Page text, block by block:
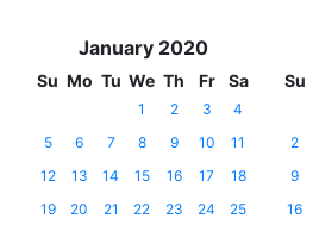
January 2020
Su Mo Tu We Th Fr Sa
1 2 3
4
5
6 7 8 9 10
11
12
13 14 15 16 17
18
19
20 21 22 23 24
25
Su
2
9
16